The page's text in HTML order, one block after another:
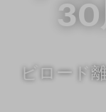
30
ビロード